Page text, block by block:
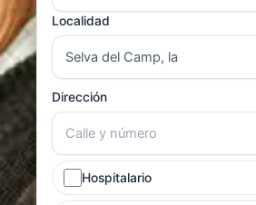
Localidad
Dirección
Hospitalario